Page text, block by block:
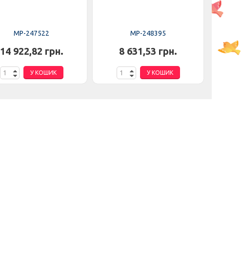
MP-247522
14 922,82 грн.
У КОШИК
MP-248395
8 631,53 грн.
У КОШИК